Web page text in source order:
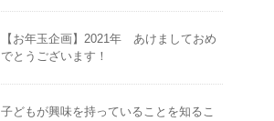
【お年玉企画】2021年 あけましておめ
でとうございます！
子どもが興味を持っていることを知るこ